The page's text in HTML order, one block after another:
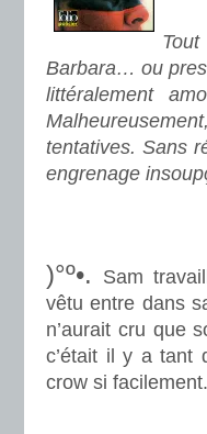
Barbara… ou
littéralement
tentatives. Sans
engrenage
)°º•.
Sam
vêtu entre dans
n’aurait cru que
c’était il y a tant
crow si facilement.